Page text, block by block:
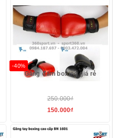
-40%
Găng đấm boxing giá rẻ
250.000₫
150.000₫